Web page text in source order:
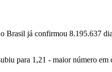
já confirmou 8.195.637
para 1,21 - maior número em